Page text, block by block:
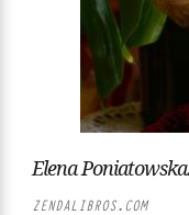
Elena
ZENDALIBROS.COM